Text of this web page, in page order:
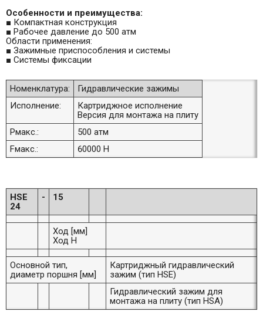
Особенности и преимущества:
■ Компактная конструкция
■ Рабочее давление до 500 атм
Области применения:
■ Зажимные приспособления и системы
■ Системы фиксации
Номенклатура:
Гидравлические зажимы
Исполнение:
Картриджное исполнение
Версия для монтажа на плиту
Pмакс.:
500 атм
Fмакс.:
60000 Н
HSE
24
- 15
Ход [мм]
Ход H
Основной тип,
диаметр поршня [мм]
Картриджный гидравлический
зажим (тип HSE)
Гидравлический зажим для
монтажа на плиту (тип HSA)